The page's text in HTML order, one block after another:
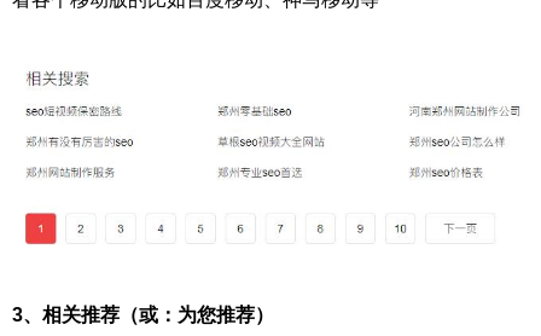
3、相关推荐（或：为您推荐）